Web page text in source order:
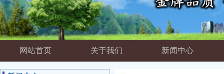
网站首页 关于我们 新闻中心